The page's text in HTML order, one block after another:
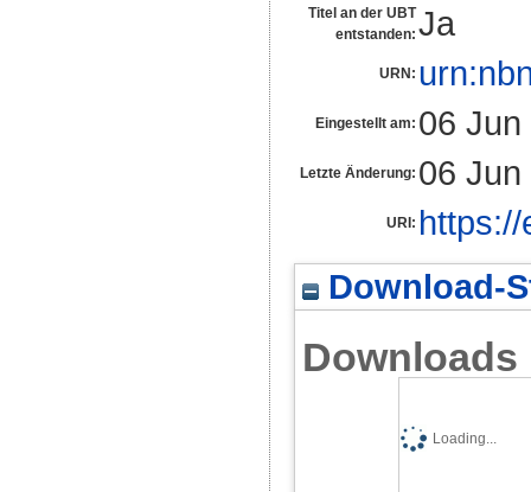
Titel an der UBT
entstanden: Ja
URN:
Eingestellt am: 06
Letzte Änderung: 06
URI:
Download-
Downloads
Loading...